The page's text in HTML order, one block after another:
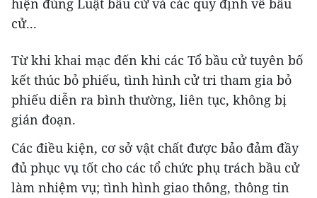
hiện đúng Luật bầu cử và các quy định về bầu
cử...
Từ khi khai mạc đến khi các Tổ bầu cử tuyên bố
kết thúc bỏ phiếu, tình hình cử tri tham gia bỏ
phiếu diễn ra bình thường, liên tục, không bị
gián đoạn.
Các điều kiện, cơ sở vật chất được bảo đảm đầy
đủ phục vụ tốt cho các tổ chức phụ trách bầu cử
làm nhiệm vụ; tình hình giao thông, thông tin